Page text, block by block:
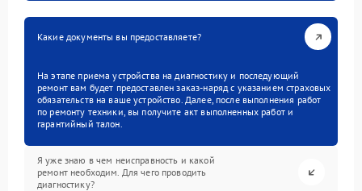
Какие документы вы предоставляете?
На этапе приема устройства на диагностику и последующий
ремонт вам будет предоставлен заказ-наряд с указанием страховых
обязательств на ваше устройство. Далее, после выполнения работ
по ремонту техники, вы получите акт выполненных работ и
гарантийный талон.
Я уже знаю в чем неисправность и какой
ремонт необходим. Для чего проводить
диагностику?